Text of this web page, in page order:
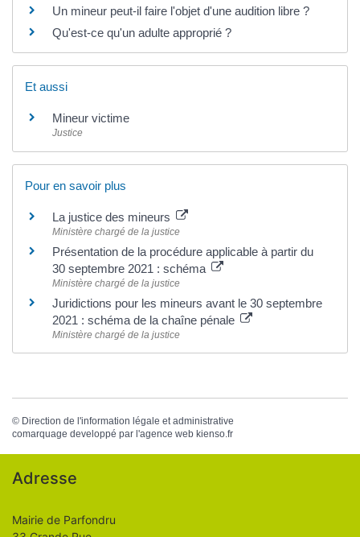
Un mineur peut-il faire l'objet d'une audition libre ?
Qu'est-ce qu'un adulte approprié ?
Et aussi
Mineur victime
Justice
Pour en savoir plus
La justice des mineurs
Ministère chargé de la justice
Présentation de la procédure applicable à partir du
30 septembre 2021 : schéma
Ministère chargé de la justice
Juridictions pour les mineurs avant le 30 septembre
2021 : schéma de la chaîne pénale
Ministère chargé de la justice
© Direction de l'information légale et administrative
comarquage developpé par l'agence web kienso.fr
Adresse
Mairie de Parfondru